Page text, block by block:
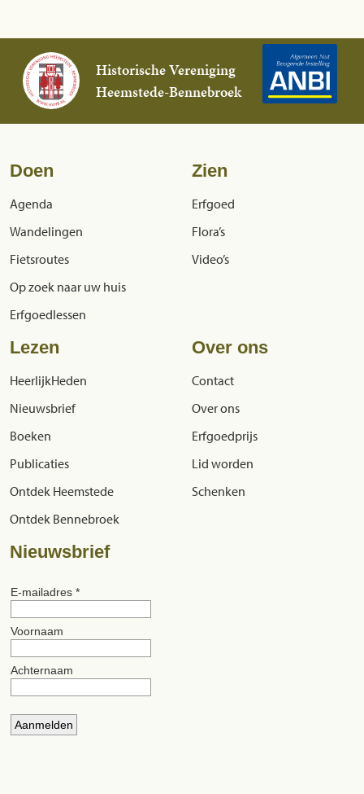
Historische Vereniging
Heemstede-Bennebroek
Doen
Agenda
Wandelingen
Fietsroutes
Op zoek naar uw huis
Erfgoedlessen
Zien
Erfgoed
Flora’s
Video’s
Lezen
HeerlijkHeden
Nieuwsbrief
Boeken
Publicaties
Ontdek Heemstede
Ontdek Bennebroek
Over ons
Contact
Over ons
Erfgoedprijs
Lid worden
Schenken
Nieuwsbrief